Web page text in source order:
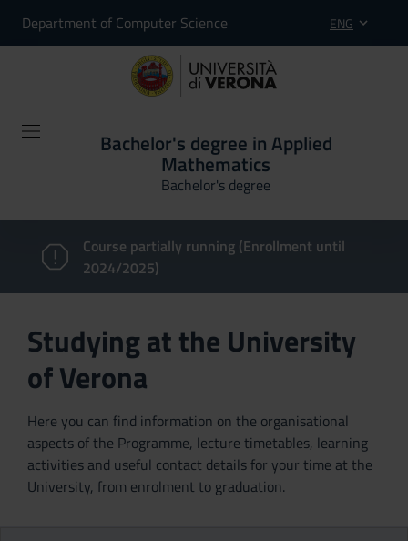
Department of Computer Science ENG
Bachelor's degree in Applied
Mathematics
Bachelor's degree
Course partially running (Enrollment until
2024/2025)
Studying at the University
of Verona
Here you can find information on the organisational
aspects of the Programme, lecture timetables, learning
activities and useful contact details for your time at the
University, from enrolment to graduation.